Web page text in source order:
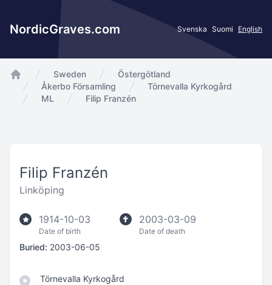
NordicGraves.com Svenska Suomi English
app.Start
Sweden
Östergötland
Åkerbo Församling
Törnevalla Kyrkogård
ML
Filip Franzén
Filip Franzén
Linköping
1914-10-03
Date of birth
2003-03-09
Date of death
Buried: 2003-06-05
Törnevalla Kyrkogård